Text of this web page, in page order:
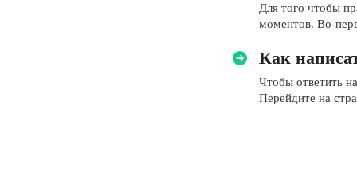
Для того чтобы
моментов. Во-
Как
Чтобы ответить
Перейдите на